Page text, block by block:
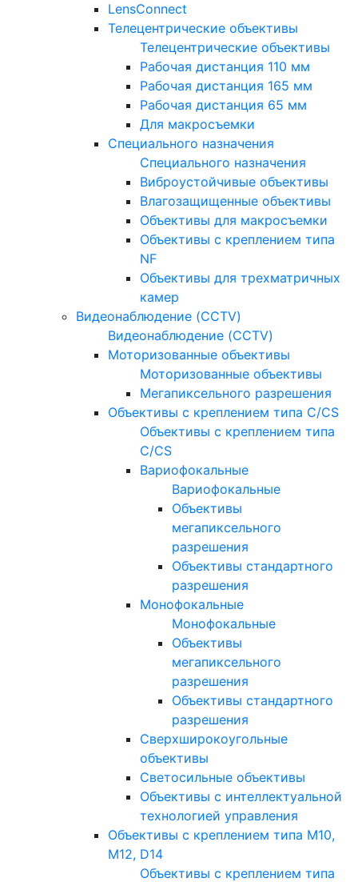
LensConnect
Телецентрические объективы
Телецентрические объективы
Рабочая дистанция 110 мм
Рабочая дистанция 165 мм
Рабочая дистанция 65 мм
Для макросъемки
Специального назначения
Специального назначения
Виброустойчивые объективы
Влагозащищенные объективы
Объективы для макросъемки
Объективы с креплением типа
NF
Объективы для трехматричных
камер
Видеонаблюдение (CCTV)
Видеонаблюдение (CCTV)
Моторизованные объективы
Моторизованные объективы
Мегапиксельного разрешения
Объективы с креплением типа C/CS
Объективы с креплением типа
C/CS
Вариофокальные
Вариофокальные
Объективы
мегапиксельного
разрешения
Объективы стандартного
разрешения
Монофокальные
Монофокальные
Объективы
мегапиксельного
разрешения
Объективы стандартного
разрешения
Сверхширокоугольные
объективы
Светосильные объективы
Объективы с интеллектуальной
технологией управления
Объективы с креплением типа M10,
M12, D14
Объективы с креплением типа